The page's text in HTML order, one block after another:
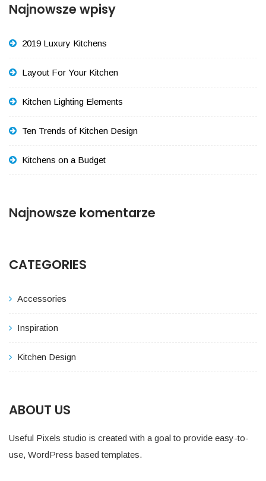
Najnowsze wpisy
2019 Luxury Kitchens
Layout For Your Kitchen
Kitchen Lighting Elements
Ten Trends of Kitchen Design
Kitchens on a Budget
Najnowsze komentarze
CATEGORIES
Accessories
Inspiration
Kitchen Design
ABOUT US
Useful Pixels studio is created with a goal to provide easy-to-
use, WordPress based templates.